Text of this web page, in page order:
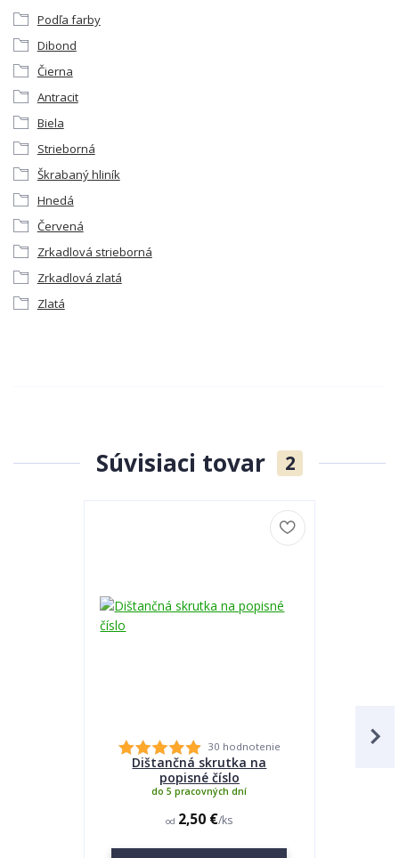
Podľa farby
Dibond
Čierna
Antracit
Biela
Strieborná
Škrabaný hliník
Hnedá
Červená
Zrkadlová strieborná
Zrkadlová zlatá
Zlatá
Súvisiaci tovar 2
30 hodnotenie
Dištančná skrutka na
popisné číslo
od 2,50 €/ks
do 5 pracovných dní